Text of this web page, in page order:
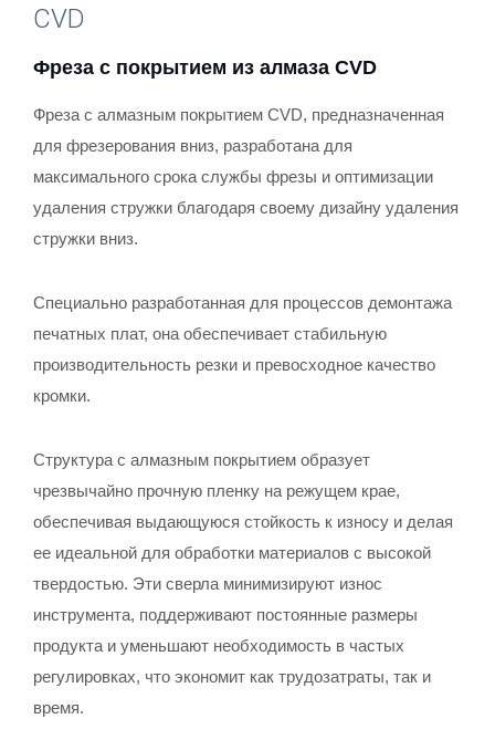
CVD
Фреза с покрытием из алмаза CVD
Фреза с алмазным покрытием CVD, предназначенная
для фрезерования вниз, разработана для
максимального срока службы фрезы и оптимизации
удаления стружки благодаря своему дизайну удаления
стружки вниз.
Специально разработанная для процессов демонтажа
печатных плат, она обеспечивает стабильную
производительность резки и превосходное качество
кромки.
Структура с алмазным покрытием образует
чрезвычайно прочную пленку на режущем крае,
обеспечивая выдающуюся стойкость к износу и делая
ее идеальной для обработки материалов с высокой
твердостью. Эти сверла минимизируют износ
инструмента, поддерживают постоянные размеры
продукта и уменьшают необходимость в частых
регулировках, что экономит как трудозатраты, так и
время.